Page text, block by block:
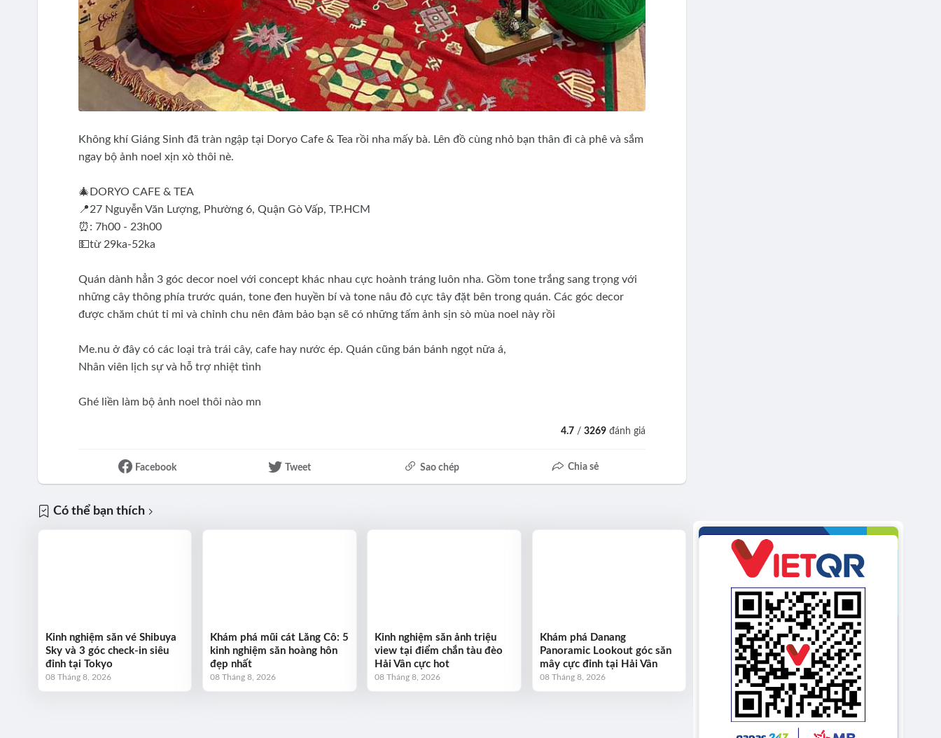
Không khí Giáng Sinh đã tràn ngập tại Doryo Cafe & Tea rồi nha mấy bà. Lên đồ cùng nhỏ bạn thân đi cà phê và sắm
ngay bộ ảnh noel xịn xò thôi nè.
🎄DORYO CAFE & TEA
📍27 Nguyễn Văn Lượng, Phường 6, Quận Gò Vấp, TP.HCM
⏰: 7h00 - 23h00
💵từ 29ka-52ka
Quán dành hẳn 3 góc decor noel với concept khác nhau cực hoành tráng luôn nha. Gồm tone trắng sang trọng với
những cây thông phía trước quán, tone đen huyền bí và tone nâu đỏ cực tây đặt bên trong quán. Các góc decor
được chăm chút tỉ mỉ và chỉnh chu nên đảm bảo bạn sẽ có những tấm ảnh sịn sò mùa noel này rồi
Me.nu ở đây có các loại trà trái cây, cafe hay nước ép. Quán cũng bán bánh ngọt nữa á,
Nhân viên lịch sự và hỗ trợ nhiệt tình
Ghé liền làm bộ ảnh noel thôi nào mn
4.7 /3269 đánh giá
Facebook Tweet Sao chép Chia sẻ
Có thể bạn thích
Kinh nghiệm săn vé Shibuya
Sky và 3 góc check-in siêu
đỉnh tại Tokyo
08 Tháng 8, 2026
Khám phá mũi cát Lăng Cô: 5
kinh nghiệm săn hoàng hôn
đẹp nhất
08 Tháng 8, 2026
Kinh nghiệm săn ảnh triệu
view tại điểm chắn tàu đèo
Hải Vân cực hot
08 Tháng 8, 2026
Khám phá Danang
Panoramic Lookout góc săn
mây cực đỉnh tại Hải Vân
08 Tháng 8, 2026